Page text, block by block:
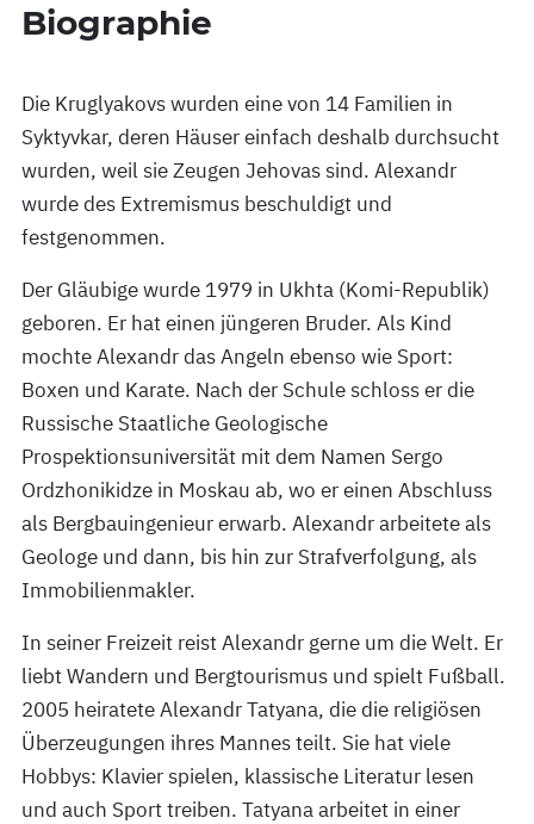
Biographie
Die Kruglyakovs wurden eine von 14 Familien in
Syktyvkar, deren Häuser einfach deshalb durchsucht
wurden, weil sie Zeugen Jehovas sind. Alexandr
wurde des Extremismus beschuldigt und
festgenommen.
Der Gläubige wurde 1979 in Ukhta (Komi-Republik)
geboren. Er hat einen jüngeren Bruder. Als Kind
mochte Alexandr das Angeln ebenso wie Sport:
Boxen und Karate. Nach der Schule schloss er die
Russische Staatliche Geologische
Prospektionsuniversität mit dem Namen Sergo
Ordzhonikidze in Moskau ab, wo er einen Abschluss
als Bergbauingenieur erwarb. Alexandr arbeitete als
Geologe und dann, bis hin zur Strafverfolgung, als
Immobilienmakler.
In seiner Freizeit reist Alexandr gerne um die Welt. Er
liebt Wandern und Bergtourismus und spielt Fußball.
2005 heiratete Alexandr Tatyana, die die religiösen
Überzeugungen ihres Mannes teilt. Sie hat viele
Hobbys: Klavier spielen, klassische Literatur lesen
und auch Sport treiben. Tatyana arbeitet in einer